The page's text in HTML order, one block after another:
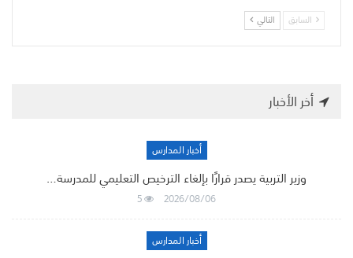
السابق التالي
أخر الأخبار
أخبار المدارس
وزير التربية يصدر قرارًا بإلغاء الترخيص التعليمي للمدرسة…
2026/08/06
5
أخبار المدارس